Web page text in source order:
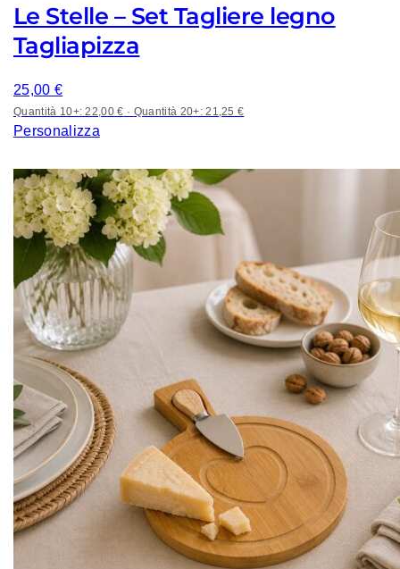
Le Stelle – Set Tagliere legno
Tagliapizza
25,00 €
Quantità 10+: 22,00 € · Quantità 20+: 21,25 €
Personalizza